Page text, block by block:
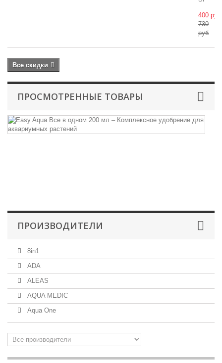
400 руб
730
руб
Все скидки
ПРОСМОТРЕННЫЕ ТОВАРЫ
ПРОИЗВОДИТЕЛИ
8in1
ADA
ALEAS
AQUA MEDIC
Aqua One